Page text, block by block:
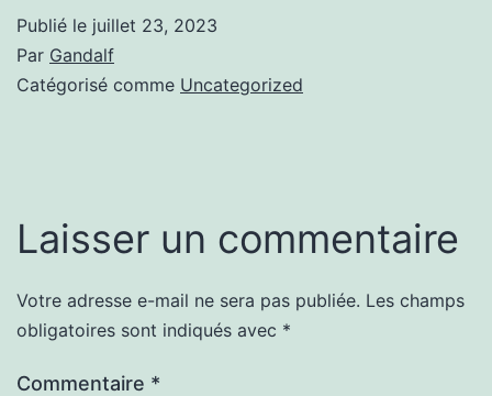
Publié le juillet 23, 2023
Par Gandalf
Catégorisé comme Uncategorized
Laisser un commentaire
Votre adresse e-mail ne sera pas publiée. Les champs
obligatoires sont indiqués avec *
Commentaire *